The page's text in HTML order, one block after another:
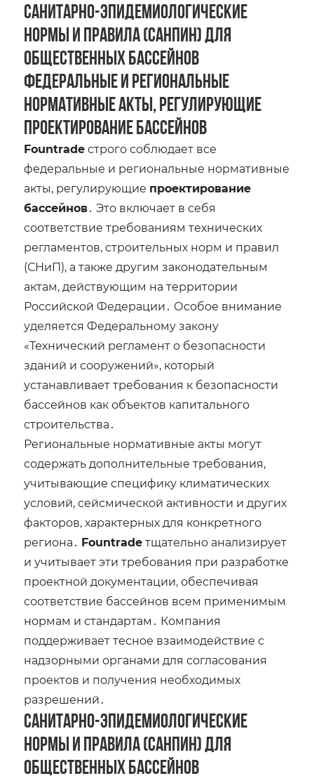
Санитарно-эпидемиологические
нормы и правила (СанПиН) для
общественных бассейнов
Федеральные и региональные
нормативные акты‚ регулирующие
проектирование бассейнов
Fountradeстрого соблюдает все
федеральные и региональные нормативные
акты‚ регулирующие проектирование
бассейнов․ Это включает в себя
соответствие требованиям технических
регламентов‚ строительных норм и правил
(СНиП)‚ а также другим законодательным
актам‚ действующим на территории
Российской Федерации․ Особое внимание
уделяется Федеральному закону
«Технический регламент о безопасности
зданий и сооружений»‚ который
устанавливает требования к безопасности
бассейнов как объектов капитального
строительства․
Региональные нормативные акты могут
содержать дополнительные требования‚
учитывающие специфику климатических
условий‚ сейсмической активности и других
факторов‚ характерных для конкретного
региона․ Fountradeтщательно анализирует
и учитывает эти требования при разработке
проектной документации‚ обеспечивая
соответствие бассейнов всем применимым
нормам и стандартам․ Компания
поддерживает тесное взаимодействие с
надзорными органами для согласования
проектов и получения необходимых
разрешений․
Санитарно-эпидемиологические
нормы и правила (СанПиН) для
общественных бассейнов